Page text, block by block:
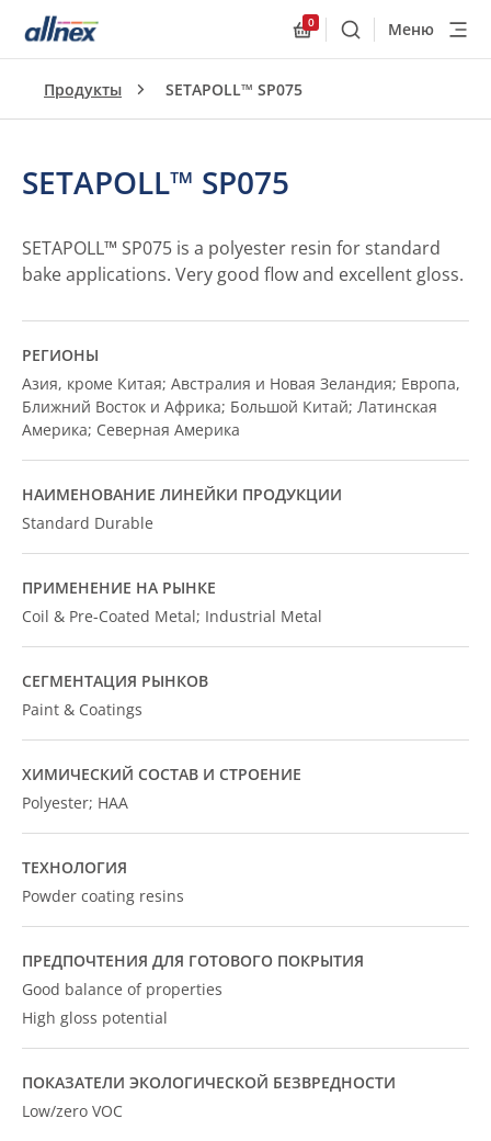
0
ПоискМеню
Продукты SETAPOLL™ SP075
SETAPOLL™ SP075
SETAPOLL™ SP075 is a polyester resin for standard
bake applications. Very good flow and excellent gloss.
РЕГИОНЫ
Азия, кроме Китая; Австралия и Новая Зеландия; Европа,
Ближний Восток и Африка; Большой Китай; Латинская
Америка; Северная Америка
НАИМЕНОВАНИЕ ЛИНЕЙКИ ПРОДУКЦИИ
Standard Durable
ПРИМЕНЕНИЕ НА РЫНКЕ
Coil & Pre-Coated Metal; Industrial Metal
СЕГМЕНТАЦИЯ РЫНКОВ
Paint & Coatings
ХИМИЧЕСКИЙ СОСТАВ И СТРОЕНИЕ
Polyester; HAA
ТЕХНОЛОГИЯ
Powder coating resins
ПРЕДПОЧТЕНИЯ ДЛЯ ГОТОВОГО ПОКРЫТИЯ
Good balance of properties
High gloss potential
ПОКАЗАТЕЛИ ЭКОЛОГИЧЕСКОЙ БЕЗВРЕДНОСТИ
Low/zero VOC